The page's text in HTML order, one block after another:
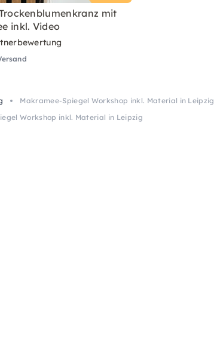
mit
inkl. Video
Makramee-Spiegel Workshop inkl. Material in Leipzig
Workshop inkl. Material in Leipzig